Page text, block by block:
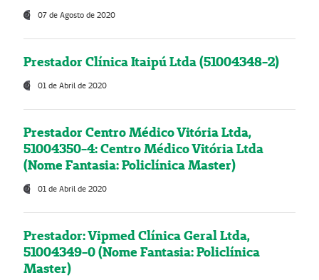
07 de Agosto de 2020
Prestador Clínica Itaipú Ltda (51004348-2)
01 de Abril de 2020
Prestador Centro Médico Vitória Ltda,
51004350-4: Centro Médico Vitória Ltda
(Nome Fantasia: Policlínica Master)
01 de Abril de 2020
Prestador: Vipmed Clínica Geral Ltda,
51004349-0 (Nome Fantasia: Policlínica
Master)